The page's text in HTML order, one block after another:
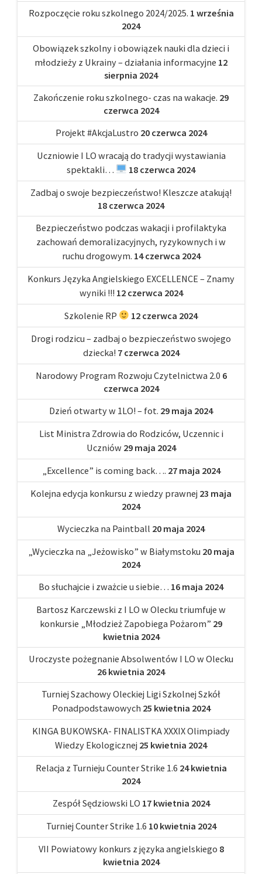
Rozpoczęcie roku szkolnego 2024/2025. 1 września
2024
Obowiązek szkolny i obowiązek nauki dla dzieci i
młodzieży z Ukrainy – działania informacyjne 12
sierpnia 2024
Zakończenie roku szkolnego- czas na wakacje. 29
czerwca 2024
Projekt #AkcjaLustro 20 czerwca 2024
Uczniowie I LO wracają do tradycji wystawiania
spektakli…
18 czerwca 2024
Zadbaj o swoje bezpieczeństwo! Kleszcze atakują!
18 czerwca 2024
Bezpieczeństwo podczas wakacji i profilaktyka
zachowań demoralizacyjnych, ryzykownych i w
ruchu drogowym. 14 czerwca 2024
Konkurs Języka Angielskiego EXCELLENCE – Znamy
wyniki !!! 12 czerwca 2024
Szkolenie RP
12 czerwca 2024
Drogi rodzicu – zadbaj o bezpieczeństwo swojego
dziecka! 7 czerwca 2024
Narodowy Program Rozwoju Czytelnictwa 2.0 6
czerwca 2024
Dzień otwarty w 1LO! – fot. 29 maja 2024
List Ministra Zdrowia do Rodziców, Uczennic i
Uczniów 29 maja 2024
„Excellence” is coming back…. 27 maja 2024
Kolejna edycja konkursu z wiedzy prawnej 23 maja
2024
Wycieczka na Paintball 20 maja 2024
„Wycieczka na „Jeżowisko” w Białymstoku 20 maja
2024
Bo słuchajcie i zważcie u siebie… 16 maja 2024
Bartosz Karczewski z I LO w Olecku triumfuje w
konkursie „Młodzież Zapobiega Pożarom” 29
kwietnia 2024
Uroczyste pożegnanie Absolwentów I LO w Olecku
26 kwietnia 2024
Turniej Szachowy Oleckiej Ligi Szkolnej Szkół
Ponadpodstawowych 25 kwietnia 2024
KINGA BUKOWSKA- FINALISTKA XXXIX Olimpiady
Wiedzy Ekologicznej 25 kwietnia 2024
Relacja z Turnieju Counter Strike 1.6 24 kwietnia
2024
Zespół Sędziowski LO 17 kwietnia 2024
Turniej Counter Strike 1.6 10 kwietnia 2024
VII Powiatowy konkurs z języka angielskiego 8
kwietnia 2024